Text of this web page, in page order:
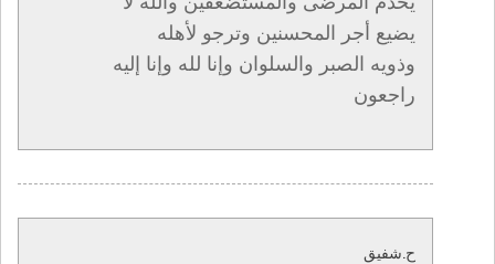
يضيع أجر المحسنين وترجو لأهله
وذويه الصبر والسلوان وإنا لله وإنا إليه
راجعون
ح.شفيق